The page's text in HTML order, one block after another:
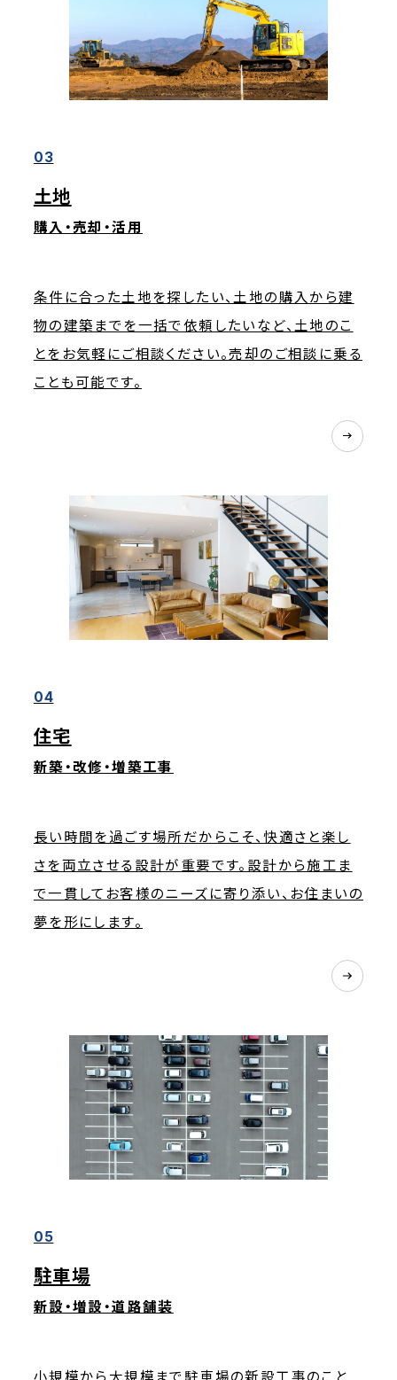
03
土地
購入・売却・活用
条件に合った土地を探したい、土地の購入から建
物の建築までを一括で依頼したいなど、土地のこ
とをお気軽にご相談ください。売却のご相談に乗る
ことも可能です。
04
住宅
新築・改修・増築工事
長い時間を過ごす場所だからこそ、快適さと楽し
さを両立させる設計が重要です。設計から施工ま
で一貫してお客様のニーズに寄り添い、お住まいの
夢を形にします。
05
駐車場
新設・増設・道路舗装
小規模から大規模まで駐車場の新設工事のこと